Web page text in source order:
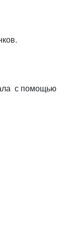
с помощью